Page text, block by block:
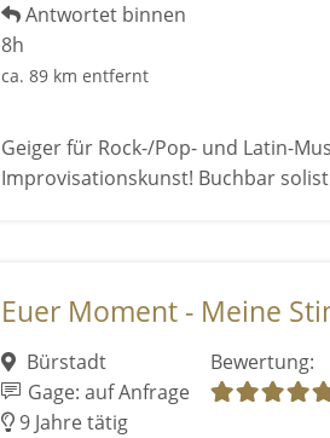
Antwortet binnen
8h
ca. 89 km entfernt
Geiger für Rock-/Pop- und Latin-
Improvisationskunst! Buchbar
Euer Moment - Meine
Bürstadt
Gage: auf Anfrage
9 Jahre tätig
Bewertung: